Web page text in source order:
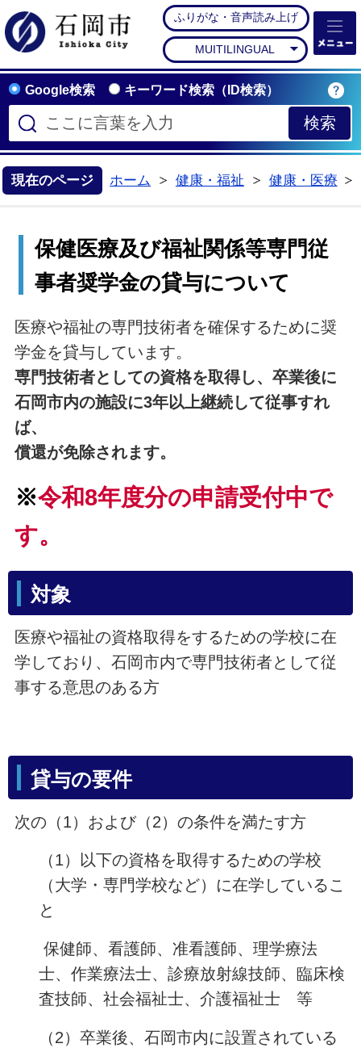
石岡市公式ホームペー
ふりがな・音声読み上げ
MUITILINGUAL
Google検索 キーワード検索（ID検索）
現在のページ ホーム
健康・福祉
健康・医療
保健医療及び福祉関係等専門従
事者奨学金の貸与について
医療や福祉の専門技術者を確保するために奨
学金を貸与しています。
専門技術者としての資格を取得し、卒業後に
石岡市内の施設に3年以上継続して従事すれ
ば、
償還が免除されます。
※令和8年度分の申請受付中で
す。
対象
医療や福祉の資格取得をするための学校に在
学しており、石岡市内で専門技術者として従
事する意思のある方
貸与の要件
次の（1）および（2）の条件を満たす方
（1）以下の資格を取得するための学校
（大学・専門学校など）に在学しているこ
と
保健師、看護師、准看護師、理学療法
士、作業療法士、診療放射線技師、臨床検
査技師、社会福祉士、介護福祉士 等
（2）卒業後、石岡市内に設置されている